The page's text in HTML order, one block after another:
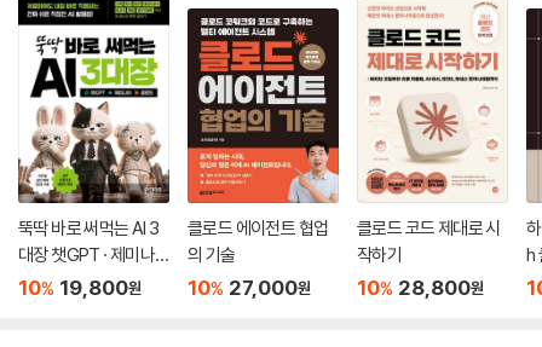
있게 활용하는 교사만이 학생의 존엄과 잠재력을 온전히 실현할 수 있다고
생각한다.
－09_“미래를 준비하는 특수교육 전문가” 중에서
--- 본문 중에서
뚝딱 바로 써먹는 AI 3
대장 챗GPT · 제미나
이 · 클로드
10% 19,800원
클로드 에이전트 협업
의 기술
10% 27,000원
클로드 코드 제대로 시
작하기
10% 28,800원
h